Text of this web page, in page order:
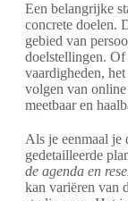
Een belangrijke
concrete doelen.
gebied van
doelstellingen.
vaardigheden,
volgen van online
meetbaar en
Als je eenmaal je
gedetailleerde
de agenda en
kan variëren van